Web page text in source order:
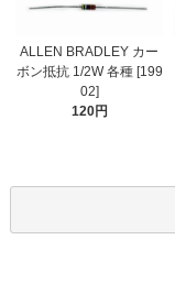
ALLEN BRADLEY カー
ボン抵抗 1/2W 各種 [199
02]
120円